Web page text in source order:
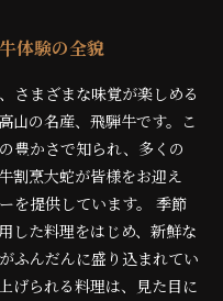
体験の全貌
さまざまな味覚が楽しめる
山の名産、飛騨牛です。こ
豊かさで知られ、多くの
割烹大蛇が皆様をお迎え
を提供しています。 季節
した料理をはじめ、新鮮な
ふんだんに盛り込まれてい
げられる料理は、見た目に